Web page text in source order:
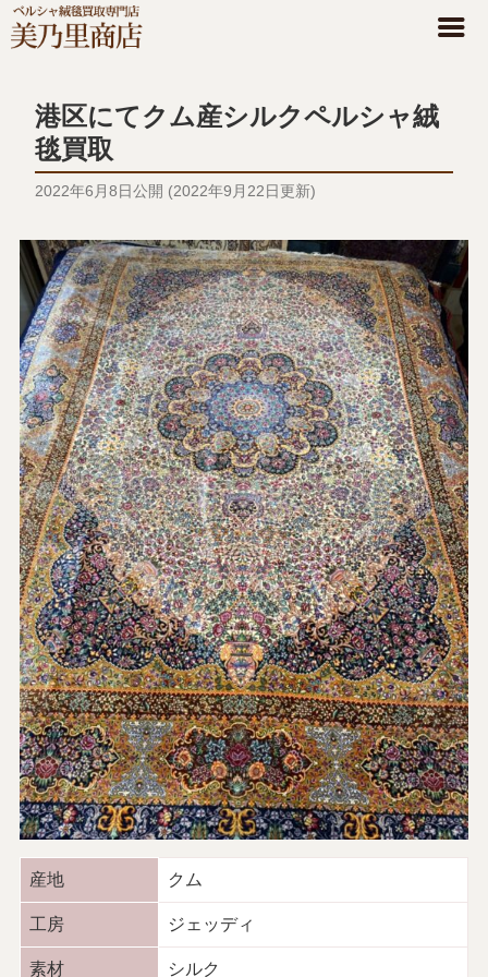
港区にてクム産シルクペルシャ絨
毯買取
2022年6月8日公開 (2022年9月22日更新)
産地 クム
工房 ジェッディ
素材 シルク